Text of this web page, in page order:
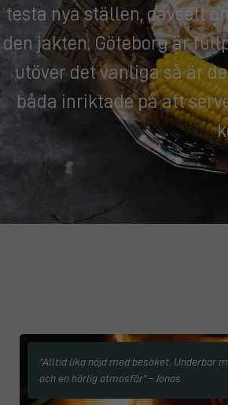
testa nya ställen, oavsett
den jakten. Göteborg är
utöver det vanliga så är
båda inriktade på att
”Alltid lika nöjd med besöket. Underbar
och en härlig atmosfär” – Jonas